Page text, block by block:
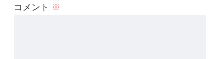
コメント ※